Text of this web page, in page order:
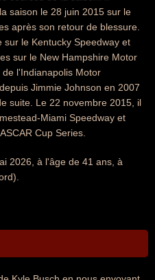
saison le 28 juin 2015 sur le
après son retour de blessure.
sur le Kentucky Speedway et
sur le New Hampshire Motor
l'Indianapolis Motor
Jimmie Johnson en 2007
suite. Le 22 novembre 2015, il
Miami Speedway et
Cup Series.
2026, à l'âge de 41 ans, à